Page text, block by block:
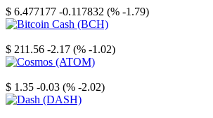
$ 6.477177 -0.117832 (% -1.79)
$ 211.56 -2.17 (% -1.02)
$ 1.35 -0.03 (% -2.02)